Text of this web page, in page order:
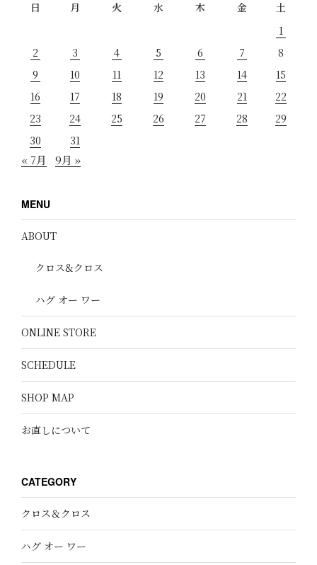
日
月 火 水 木 金
土
1
2
3 4 5 6 7
8
9
10 11 12 13 14
15
16
17 18 19 20 21
22
23
24 25 26 27 28
29
30
31
« 7月 9月 »
MENU
ABOUT
クロス&クロス
ハグ オー ワー
ONLINE STORE
SCHEDULE
SHOP MAP
お直しについて
CATEGORY
クロス＆クロス
ハグ オー ワー